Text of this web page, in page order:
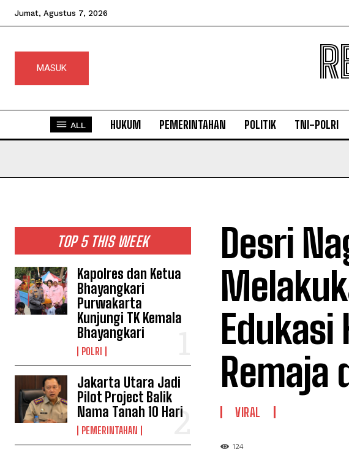
Jumat, Agustus 7, 2026
MASUK
ALL HUKUM PEMERINTAHAN POLITIK TNI-POLRI
TOP 5 THIS WEEK
Kapolres dan Ketua
Bhayangkari
Purwakarta
Kunjungi TK Kemala
Bhayangkari
POLRI
Jakarta Utara Jadi
Pilot Project Balik
Nama Tanah 10 Hari
PEMERINTAHAN
Desri
Edukasi
Remaja
VIRAL
124